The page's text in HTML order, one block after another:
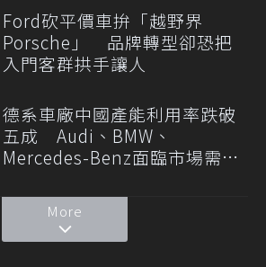
Ford砍平價車拚「越野界
Porsche」 品牌轉型卻恐把
入門客群拱手讓人
德系車廠中國產能利用率跌破
五成 Audi、BMW、
Mercedes-Benz面臨市場需求
More